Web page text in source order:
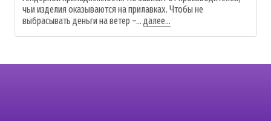
чьи изделия оказываются на прилавках. Чтобы не
выбрасывать деньги на ветер –... далее...